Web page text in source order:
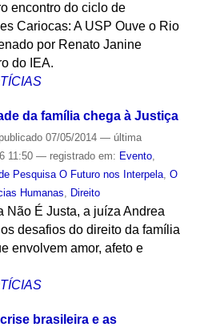
encontro do ciclo de
Cariocas: A USP Ouve o Rio
por Renato Janine
do IEA.
da família chega à Justiça
publicado07/05/2014 — última
11:50 — registrado em: Evento,
Pesquisa O Futuro nos Interpela, O
Humanas Direito
Não É Justa, a juíza Andrea
desafios do direito da família
envolvem amor, afeto e
brasileira e as